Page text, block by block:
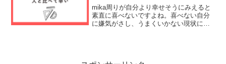
mika周りが自分より幸せそうにみえると
素直に喜べないですよね。喜べない自分
に嫌気がさし、うまくいかない現状にも